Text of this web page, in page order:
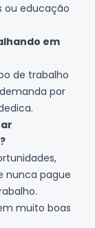
ou educação
em
de trabalho
por
nunca pague
muito boas